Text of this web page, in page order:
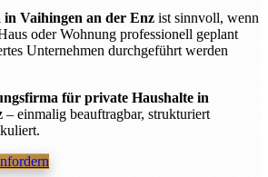
Vaihingen an der Enz ist sinnvoll, wenn
oder Wohnung professionell geplant
Unternehmen durchgeführt werden
für private Haushalte in
– einmalig beauftragbar, strukturiert